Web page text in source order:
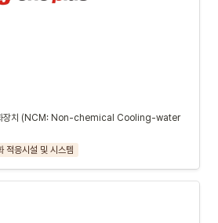
화장치 (NCM: Non-chemical Cooling-water
적응시설 및 시스템